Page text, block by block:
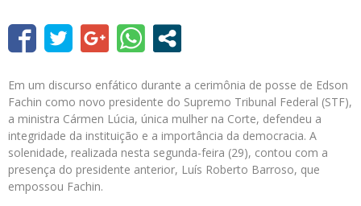
Em um discurso enfático durante a cerimônia de posse de Edson
Fachin como novo presidente do Supremo Tribunal Federal (STF),
a ministra Cármen Lúcia, única mulher na Corte, defendeu a
integridade da instituição e a importância da democracia. A
solenidade, realizada nesta segunda-feira (29), contou com a
presença do presidente anterior, Luís Roberto Barroso, que
empossou Fachin.